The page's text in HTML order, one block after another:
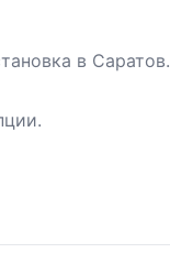
в Саратов.